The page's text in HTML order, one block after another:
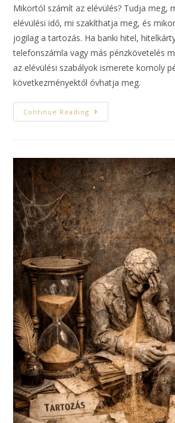
Mikortól számít az elévülés? Tudja meg,
elévülési idő, mi szakíthatja meg, és
jogilag a tartozás. Ha banki hitel,
telefonszámla vagy más pénzkövetelés
az elévülési szabályok ismerete komoly
következményektől óvhatja meg.
Continue Reading